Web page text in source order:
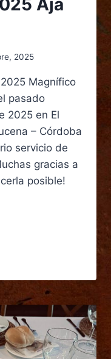
Aja
2025
Magnífico
pasado
2025 en El
– Córdoba
servicio de
gracias a
posible!